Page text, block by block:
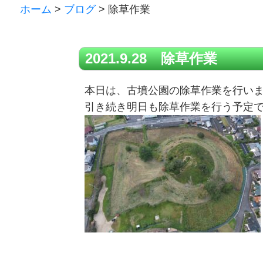
ホーム > ブログ> 除草作業
2021.9.28 除草作業
本日は、古墳公園の除草作業を行いま
引き続き明日も除草作業を行う予定で